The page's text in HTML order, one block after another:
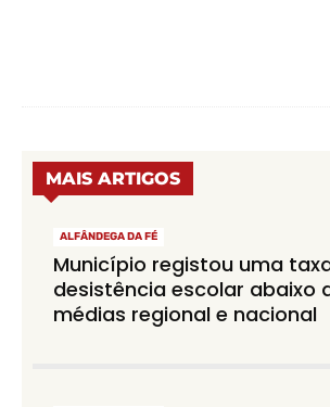
MAIS ARTIGOS
ALFÂNDEGA DA FÉ
Município registou uma
desistência escolar abaixo
médias regional e nacional